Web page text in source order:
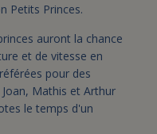
Petits Princes.
auront la chance
et de vitesse en
pour des
Mathis et Arthur
le temps d'un